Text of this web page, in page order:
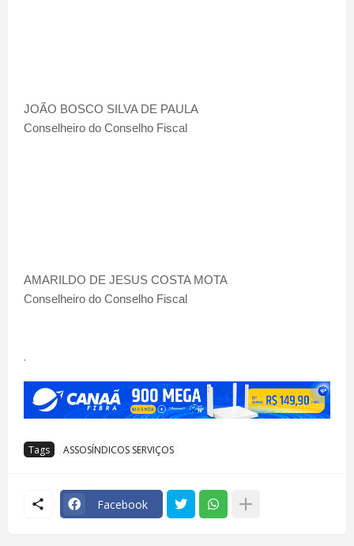
JOÃO BOSCO SILVA DE PAULA
Conselheiro do Conselho Fiscal
AMARILDO DE JESUS COSTA MOTA
Conselheiro do Conselho Fiscal
.
Tags ASSOSÍNDICOS SERVIÇOS
Facebook